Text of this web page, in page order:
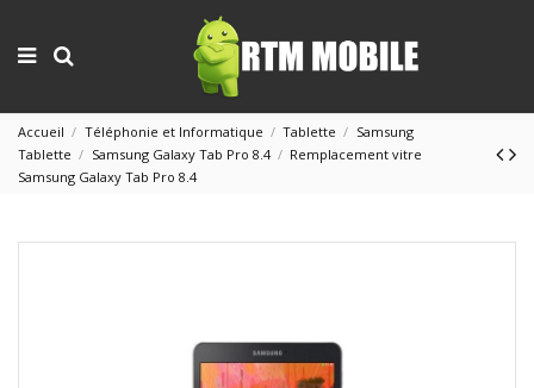
Accueil Téléphonie et Informatique Tablette
Samsung
Tablette
Samsung Galaxy Tab Pro 8.4
Remplacement vitre
Samsung Galaxy Tab Pro 8.4